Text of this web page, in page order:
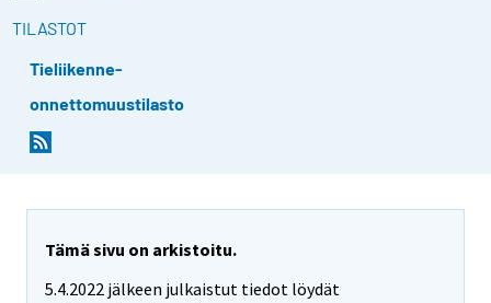
TILASTOT
Tieliikenne-
onnettomuustilasto
Tämä sivu on arkistoitu.
5.4.2022 jälkeen julkaistut tiedot löydät